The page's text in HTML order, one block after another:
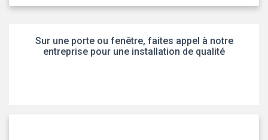
Sur une porte ou fenêtre, faites appel à notre
entreprise pour une installation de qualité